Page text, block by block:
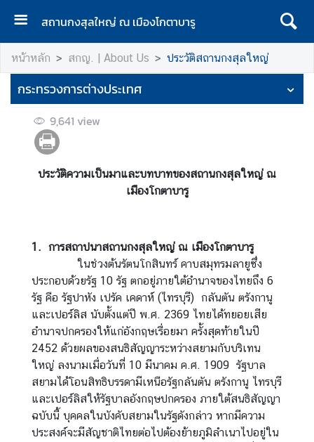
สถานกงสุลใหญ่ ณ เมืองโกตาบารู
ห
น้
แ
ร
ก
|
ส
ญ
.
|
A
b
o
u
t
U
s
หน้าหลัก สกญ. | About Us ประวัติสถานกงสุลใหญ่
กระทรวงการต่างประเทศ
9,641 view
ประวัติความเป็นมาและบทบาทของสถานกงสุลใหญ่ ณ
เมืองโกตาบารู
1. การสถาปนาสถานกงสุลใหญ่ ณ เมืองโกตาบารู
ในช่วงต้นรัตนโกสินทร์ คาบสมุทรมลายูซึ่ง
ประกอบด้วยรัฐ 10 รัฐ ตกอยู่ภายใต้อำนาจของไทยถึง 6
รัฐ คือ รัฐปาหัง เปรัค เคดาห์ (ไทรบุรี) กลันตัน ตรังกานู
และเปอร์ลิส นับตั้งแต่ปี พ.ศ. 2369 ไทยได้ทยอยเสีย
อำนาจปกครองให้แก่อังกฤษเรื่อยมา ครั้งสุดท้ายในปี
2452 ด้วยผลของสนธิสัญญาระหว่างสยามกับบริเทน
ใหญ่ ลงนามเมื่อวันที่ 10 มีนาคม ค.ศ. 1909 รัฐบาล
สยามได้โอนสิทธิบรรดามีเหนือรัฐกลันตัน ตรังกานู ไทรบุรี
และเปอร์ลิสให้รัฐบาลอังกฤษปกครอง ภายใต้สนธิสัญญา
ฉบับนี้ บุคคลในบังคับสยามในรัฐดังกล่าว หากมีความ
ประสงค์จะมีสัญชาติไทยต่อไปต้องย้ายภูมิลำเนาไปอยู่ใน